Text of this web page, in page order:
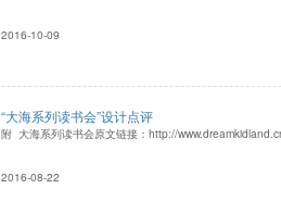
2016-10-09
“大海系列读书会”设计点评
附 大海系列读书会原文链接：http://
2016-08-22